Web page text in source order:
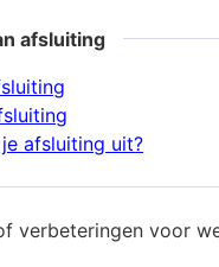
afsluiting
afsluiting uit?
verbeteringen voor